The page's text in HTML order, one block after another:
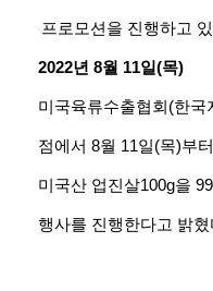
프로모션을 진행하고
2022년 8월 11일(목)
미국육류수출협회(한국
점에서 8월 11일(목)부터
미국산 업진살100g을
행사를 진행한다고 밝혔